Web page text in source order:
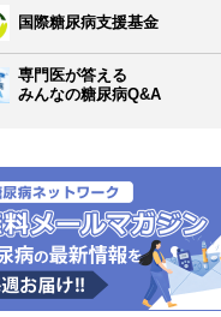
国際糖尿病支援基金
専門医が答える
みんなの糖尿病Q&A